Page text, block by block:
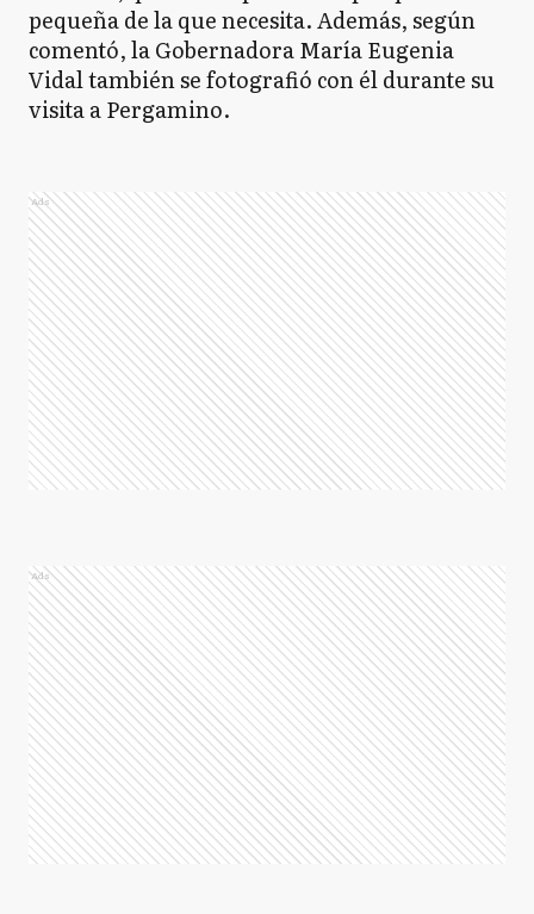
pequeña de la que necesita. Además, según
comentó, la Gobernadora María Eugenia
Vidal también se fotografió con él durante su
visita a Pergamino.
Ads
Ads